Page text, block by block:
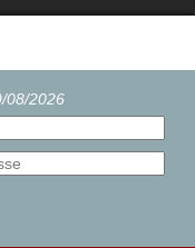
08/2026